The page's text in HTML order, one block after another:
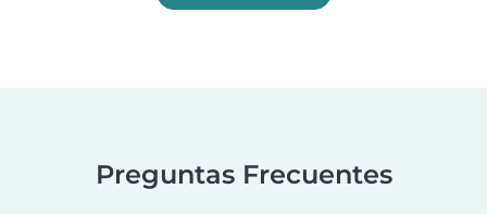
Preguntas Frecuentes